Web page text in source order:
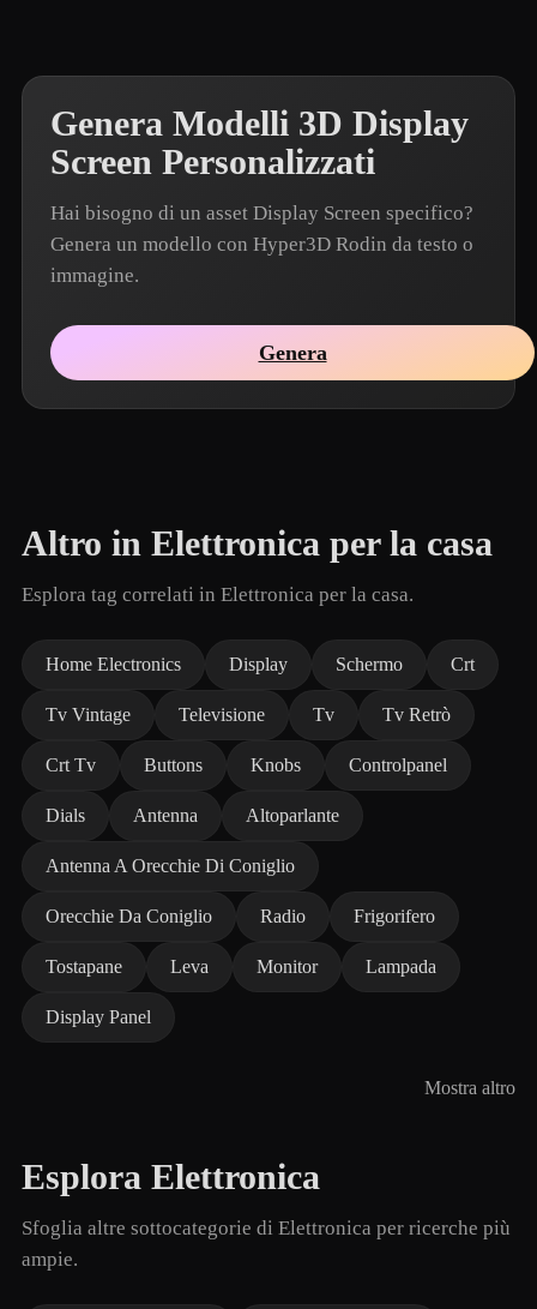
Genera Modelli 3D Display
Screen Personalizzati
Hai bisogno di un asset Display Screen specifico?
Genera un modello con Hyper3D Rodin da testo o
immagine.
Genera
Altro in Elettronica per la casa
Esplora tag correlati in Elettronica per la casa.
Home Electronics Display Schermo Crt
Tv Vintage Televisione Tv Tv Retrò
Crt Tv Buttons Knobs Controlpanel
Dials Antenna Altoparlante
Antenna A Orecchie Di Coniglio
Orecchie Da Coniglio Radio Frigorifero
Tostapane Leva Monitor Lampada
Display Panel
Mostra altro
Esplora Elettronica
Sfoglia altre sottocategorie di Elettronica per ricerche più
ampie.